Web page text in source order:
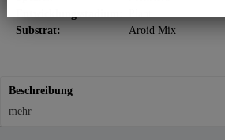
Substrat:
Aroid Mix
Beschreibung
mehr